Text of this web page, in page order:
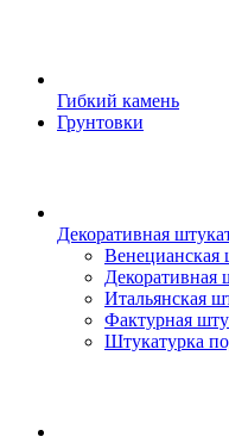
Гибкий камень
Грунтовки
Декоративная
Венецианская
Декоративная
Итальянская
Фактурная
Штукатурка